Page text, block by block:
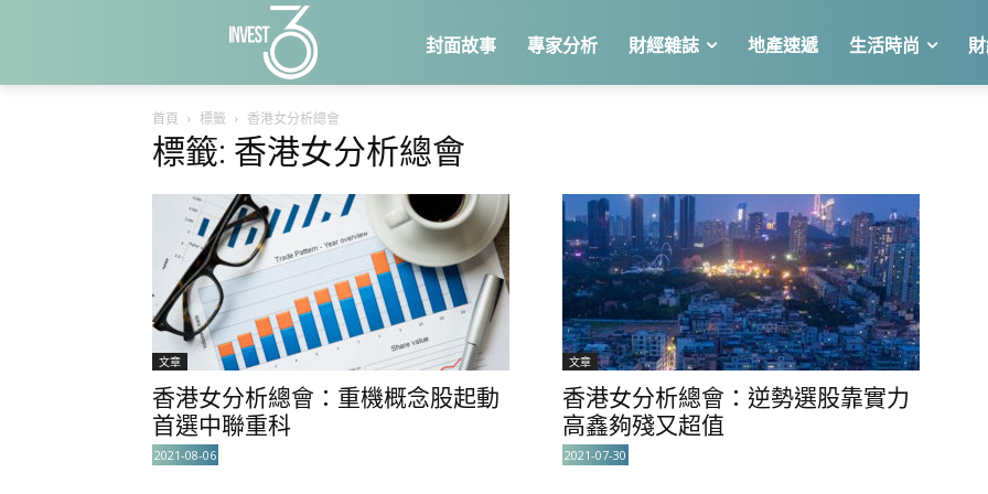
封面故事 專家分析 財經雜誌 地產速遞 生活時尚
首頁 標籤 香港女分析總會
標籤: 香港女分析總會
文章
香港女分析總會：重機概念股起動
首選中聯重科
2021-08-06
文章
香港女分析總會：逆勢選股靠實力
高鑫夠殘又超值
2021-07-30